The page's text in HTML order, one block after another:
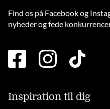
Find os på Facebook og
nyheder og fede
facebook
square
instagramtiktok
Inspiration til dig